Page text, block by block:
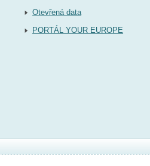
Otevřená data
PORTÁL YOUR EUROPE